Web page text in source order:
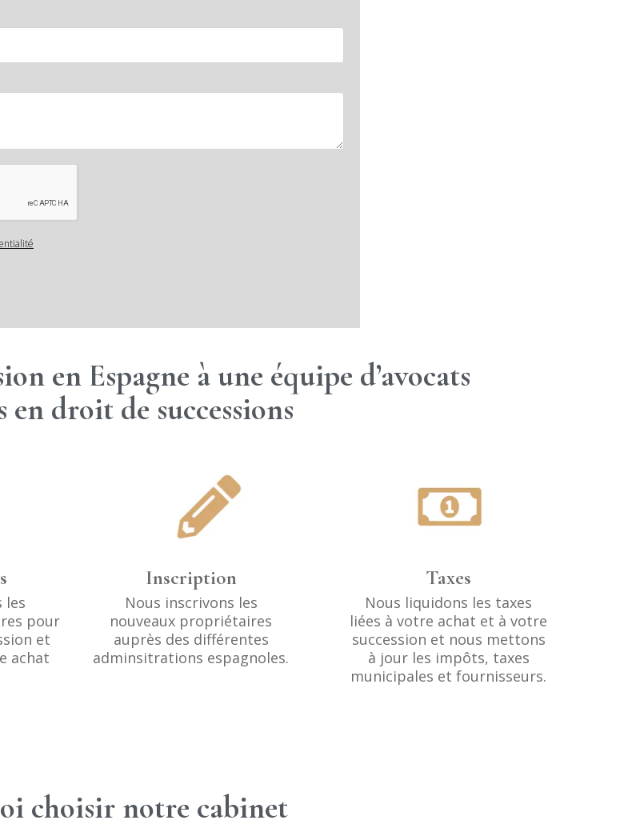
en Espagne à une équipe d’avocats
en droit de successions
Inscription Taxes
les
pour
et
achat
Nous inscrivons les
nouveaux propriétaires
auprès des différentes
adminsitrations espagnoles.
Nous liquidons les taxes
liées à votre achat et à votre
succession et nous mettons
à jour les impôts, taxes
municipales et fournisseurs.
choisir notre cabinet